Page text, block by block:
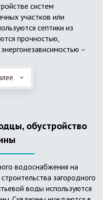
систем
участков или
септики из
прочностью,
–
камер, соединенных
происходят процессы
ассенизаторской
обустройство
водоснабжения на
загородного
воды используются